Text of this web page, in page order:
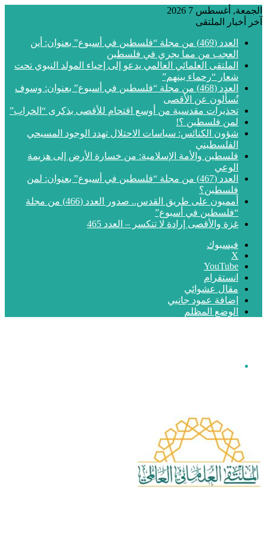
الجمعة, أغسطس 7 2026
آخر أخبار الملتقى
العدد (469) من مجلة “فلسطين في أسبوع” بعنوان: أين
العجب من مما يجري في فلسطين
الملتقى العلمائي العالمي يدعو إلى إحياء المولد النبوي تحت
شعار “رحماء بينهم”
العدد (468) من مجلة “فلسطين في أسبوع” بعنوان: وسوف
تُسألون عن الأقصى
تحذيرات مقدسية من أوسع اقتحام للأقصى بذكرى “الخراب”
لمن فلسطين ؟!
شؤون الكنائس: سياسات الاحتلال تهدد الوجود المسيحي
الفلسطيني
فلسطين والأمة الإسلامية: من خسارة الأرض إلى هزيمة
الوعي
العدد (467) من مجلة “فلسطين في أسبوع” بعنوان: لمن
فلسطين؟
أمميون على طريق القدس.. صدور العدد (466) من مجلة
“فلسطين في أسبوع”
غزة والأقصى إرادة لا تنكسر – العدد 465
فيسبوك
‫X
‫YouTube
انستقرام
مقال عشوائي
إضافة عمود جانبي
الوضع المظلم